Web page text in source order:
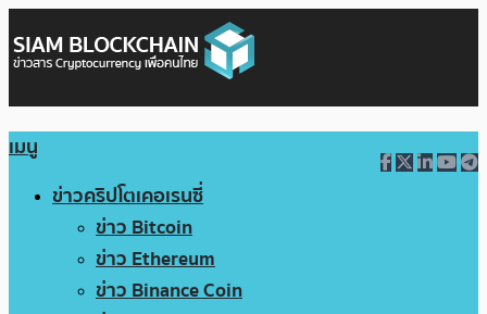
เมนู
ข่าวคริปโตเคอเรนซี่
ข่าว Bitcoin
ข่าว Ethereum
ข่าว Binance Coin